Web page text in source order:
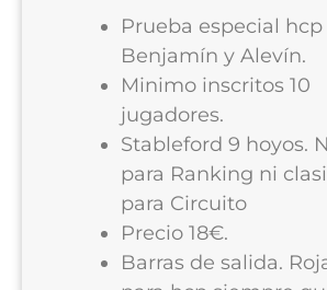
Prueba especial hcp
Benjamín y Alevín.
Minimo inscritos 10
jugadores.
Stableford 9 hoyos.
para Ranking ni
para Circuito
Precio 18€.
Barras de salida.